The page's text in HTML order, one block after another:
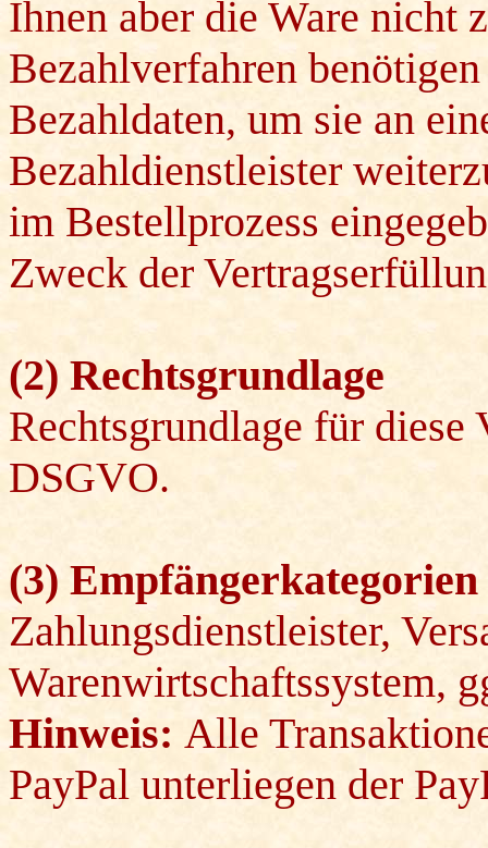
Ihnen aber die Ware nicht
Bezahlverfahren
Bezahldaten, um sie an
Bezahldienstleister
im Bestellprozess
Zweck der
(2) Rechtsgrundlage
Rechtsgrundlage für
DSGVO.
(3) Empfängerkategorien
Zahlungsdienstleister,
Warenwirtschaftssystem,
Hinweis: Alle
PayPal unterliegen der